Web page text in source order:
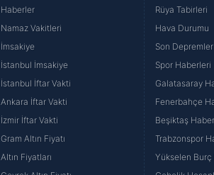
Çerez
6698 sayılı Kişisel Verilerin
mevzuata uygun olarak kullanılan
Haberler
Namaz Vakitleri
İmsakiye
İstanbul İmsakiye
İstanbul İftar Vakti
Ankara İftar Vakti
İzmir İftar Vakti
Gram Altın Fiyatı
Altın Fiyatları
Rüya Tabirleri
Hava Durumu
Son Depremler
Spor Haberleri
Galatasaray
Fenerbahçe
Beşiktaş
Trabzonspor
Yükselen Burç